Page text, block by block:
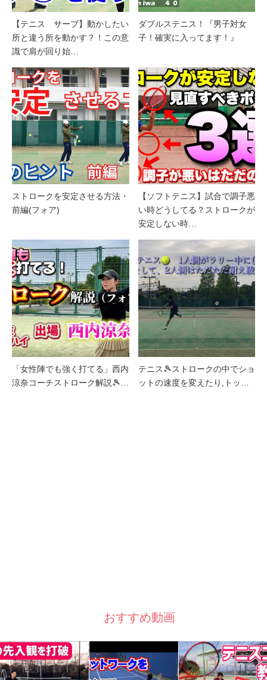
【テニス サーブ】動かしたい
所と違う所を動かす？！この意
識で肩が回り始…
ダブルステニス！『男子対女
子！確実に入ってます！』
ストロークを安定させる方法・
前編(フォア)
【ソフトテニス】試合で調子悪
い時どうしてる？ストロークが
安定しない時…
「女性陣でも強く打てる」西内
涼奈コーチストローク解説🎾…
テニス🎾ストロークの中でショ
ットの速度を変えたり,トッ…
おすすめ動画